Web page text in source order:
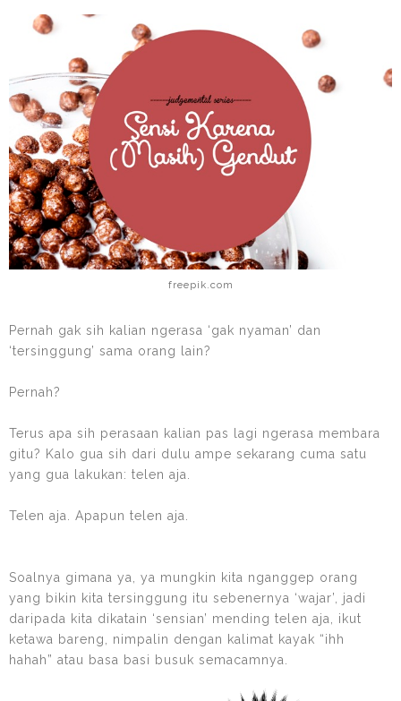
freepik.com
Pernah gak sih kalian ngerasa ‘gak nyaman’ dan
‘tersinggung’ sama orang lain?
Pernah?
Terus apa sih perasaan kalian pas lagi ngerasa membara
gitu? Kalo gua sih dari dulu ampe sekarang cuma satu
yang gua lakukan: telen aja.
Telen aja. Apapun telen aja.
Soalnya gimana ya, ya mungkin kita nganggep orang
yang bikin kita tersinggung itu sebenernya ‘wajar’, jadi
daripada kita dikatain ‘sensian’ mending telen aja, ikut
ketawa bareng, nimpalin dengan kalimat kayak “ihh
hahah” atau basa basi busuk semacamnya.